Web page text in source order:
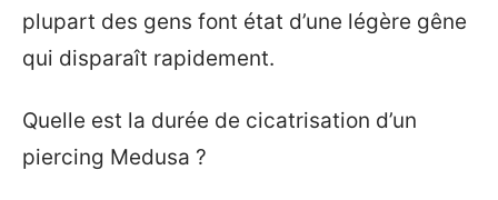
plupart des gens font état d’une légère gêne
qui disparaît rapidement.
Quelle est la durée de cicatrisation d’un
piercing Medusa ?